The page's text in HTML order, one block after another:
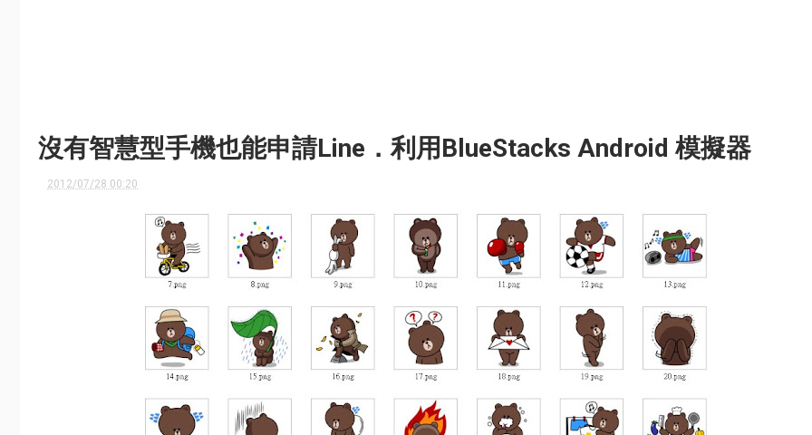
沒有智慧型手機也能申請Line．利用BlueStacks Android 模擬器
2012/07/28 00:20